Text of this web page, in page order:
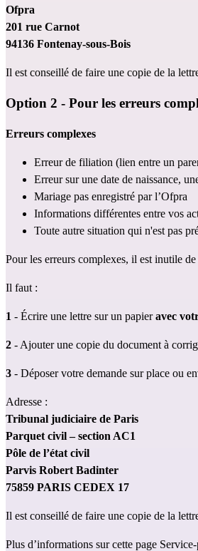
Ofpra
201 rue Carnot
94136 Fontenay-sous-Bois
Il est conseillé de faire une copie de la
Option 2 - Pour les erreurs
Erreurs complexes
Erreur de filiation (lien entre un
Erreur sur une date de naissance,
Mariage pas enregistré par l’Ofpra
Informations différentes entre vos
Toute autre situation qui n'est pas
Pour les erreurs complexes, il est inutile
Il faut :
1 - Écrire une lettre sur un papier avec
2 - Ajouter une copie du document à
3 - Déposer votre demande sur place ou
Adresse :
Tribunal judiciaire de Paris
Parquet civil – section AC1
Pôle de l’état civil
Parvis Robert Badinter
75859 PARIS CEDEX 17
Il est conseillé de faire une copie de la
Plus d’informations sur cette page